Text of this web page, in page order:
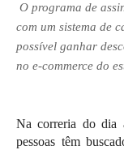
O programa de
com um sistema de
possível ganhar
no e-commerce do
Na correria do dia
pessoas têm